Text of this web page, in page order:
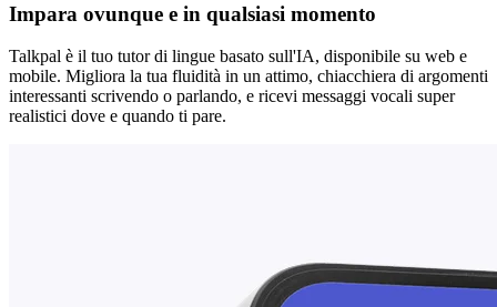
Impara ovunque e in qualsiasi momento
Talkpal è il tuo tutor di lingue basato sull'IA, disponibile su web e
mobile. Migliora la tua fluidità in un attimo, chiacchiera di argomenti
interessanti scrivendo o parlando, e ricevi messaggi vocali super
realistici dove e quando ti pare.